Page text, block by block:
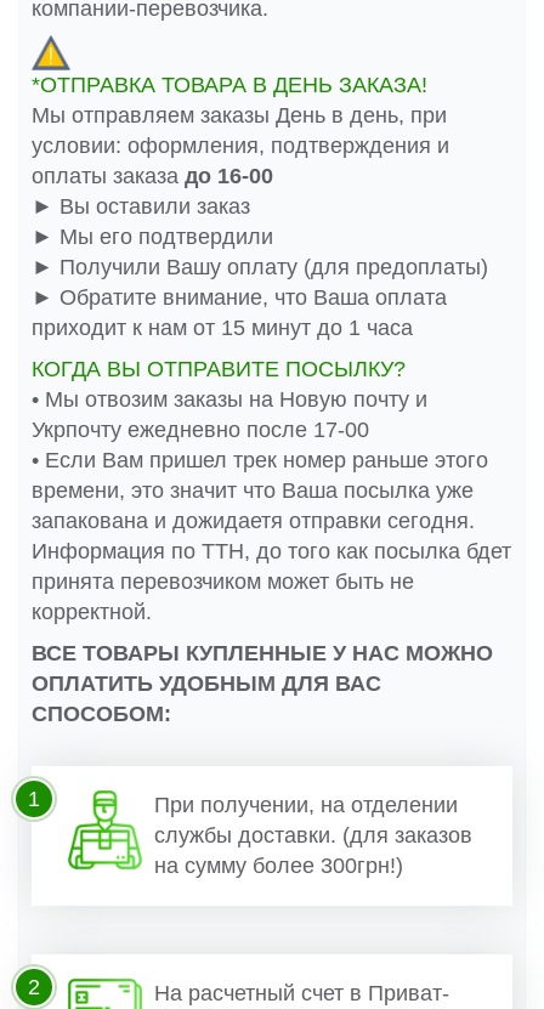
компании-перевозчика.
*ОТПРАВКА ТОВАРА В ДЕНЬ ЗАКАЗА!
Мы отправляем заказы День в день, при
условии: оформления, подтверждения и
оплаты заказа до 16-00
► Вы оставили заказ
► Мы его подтвердили
► Получили Вашу оплату (для предоплаты)
► Обратите внимание, что Ваша оплата
приходит к нам от 15 минут до 1 часа
КОГДА ВЫ ОТПРАВИТЕ ПОСЫЛКУ?
• Мы отвозим заказы на Новую почту и
Укрпочту ежедневно после 17-00
• Если Вам пришел трек номер раньше этого
времени, это значит что Ваша посылка уже
запакована и дожидаетя отправки сегодня.
Информация по ТТН, до того как посылка бдет
принята перевозчиком может быть не
корректной.
ВСЕ ТОВАРЫ КУПЛЕННЫЕ У НАС МОЖНО
ОПЛАТИТЬ УДОБНЫМ ДЛЯ ВАС
СПОСОБОМ:
При получении, на отделении
службы доставки. (для заказов
на сумму более 300грн!)
1
На расчетный счет в Приват-
2